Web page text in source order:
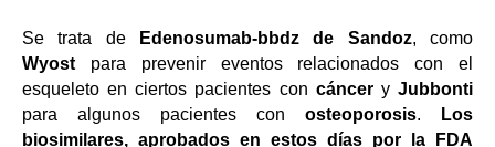
Se trata de Edenosumab-bbdz de Sandoz, como
Wyost para prevenir eventos relacionados con el
esqueleto en ciertos pacientes con cánceryJubbonti
para algunos pacientes con osteoporosis.
Los
biosimilares, aprobados en estos días por la FDA